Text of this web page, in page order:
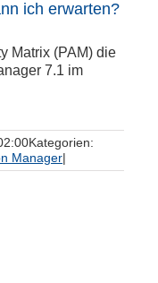
ich erwarten?
Matrix (PAM) die
7.1 im
Kategorien:
Manager|